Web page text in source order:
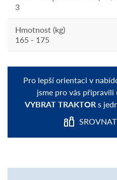
3
Hmotnost (kg)
165 - 175
Pro lepší orientaci v
jsme pro vás
VYBRAT TRAKTORs